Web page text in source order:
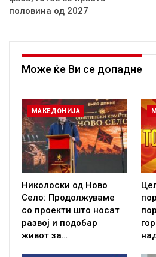
половина од 2027
Може ќе Ви се допадне
МАКЕДОНИЈА
Николоски од Ново
Село: Продолжуваме
со проекти што носат
развој и подобар
живот за…